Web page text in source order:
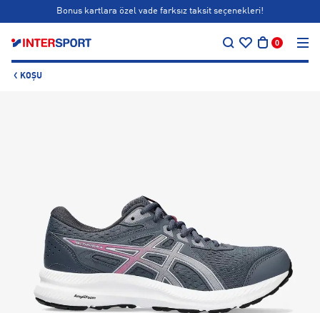
Bonus kartlara özel vade farksız taksit seçenekleri!
0
KOŞU